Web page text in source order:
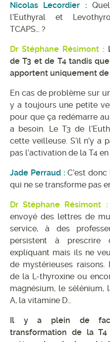
Nicolas Lecordier :
l’Euthyral et
TCAPS… ?
Dr Stéphane Résimont :
de T3 et de T4 tandis
apportent uniquement de
En cas de problème sur
y a toujours une petite
pour que ça redémarre
a besoin. Le T3 de
cette veilleuse. S’il n’y a
pas l’activation de la T4 en
Jade Perraud : C’est
qui ne se transforme pas
Dr Stéphane Résimont :
envoyé des lettres de
service, à des
persistent à prescrire
expliquant mais ils ne
de mystérieuses
de la L-thyroxine ou
magnésium, le sélénium,
A, la vitamine D…
Il y a plein de
transformation de la